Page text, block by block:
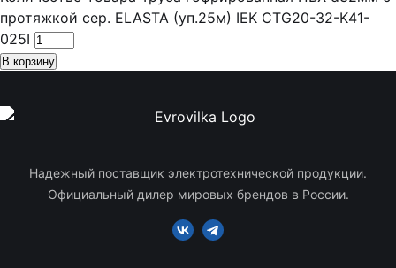
протяжкой сер. ELASTA (уп.25м) IEK CTG20-32-K41-
025I
В корзину
Надежный поставщик электротехнической продукции.
Официальный дилер мировых брендов в России.